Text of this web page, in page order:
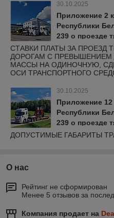
30.10.2025
Приложение 2
Республики
239 о проезде
СТАВКИ ПЛАТЫ ЗА ПРОЕЗД
ДОРОГАМ С
МАССЫ НА ОДИНОЧНУЮ,
ОСИ ТРАНСПОРТНОГО
30.10.2025
Приложение 12
Республики
239 о проезде
ДОПУСТИМЫЕ ГАБАРИТЫ
О нас
Рейтинг не сформирован
Менее 5 отзывов за
Компания продает на